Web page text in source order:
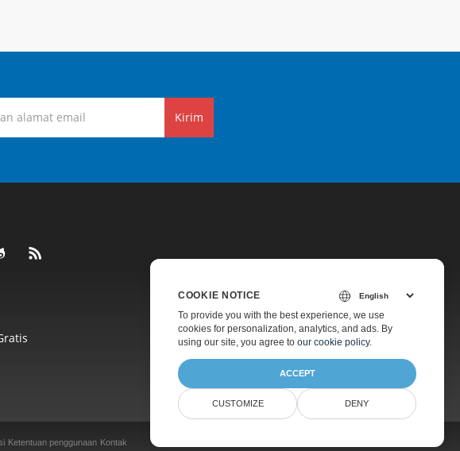
Kirim
Harga
Dukungan Berbayar
Tentang
Ketentuan penggunaan Kontak
COOKIE NOTICE
To provide you with the best experience, we use
cookies for personalization, analytics, and ads. By
using our site, you agree to our cookie policy.
ACCEPT
CUSTOMIZE DENY